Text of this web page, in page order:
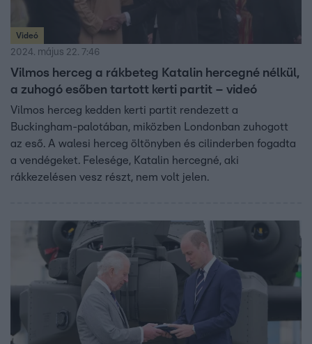
Videó
2024. május 22. 7:46
Vilmos herceg a rákbeteg Katalin hercegné nélkül,
a zuhogó esőben tartott kerti partit – videó
Vilmos herceg kedden kerti partit rendezett a
Buckingham-palotában, miközben Londonban zuhogott
az eső. A walesi herceg öltönyben és cilinderben fogadta
a vendégeket. Felesége, Katalin hercegné, aki
rákkezelésen vesz részt, nem volt jelen.